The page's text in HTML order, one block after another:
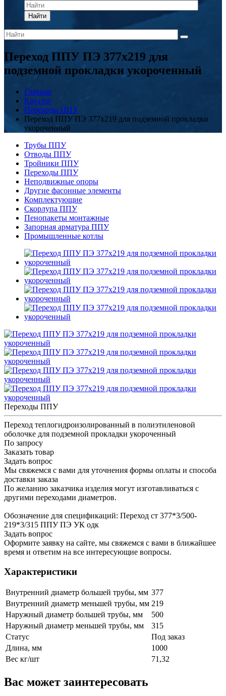
Найти
Переход ППУ ПЭ 377x219 для
подземной прокладки укороченный
Главная
Каталог
Переходы ППУ
Переход ППУ ПЭ 377x219 для подземной прокладки
укороченный
Трубы ППУ
Отводы ППУ
Тройники ППУ
Переходы ППУ
Неподвижные опоры
Другие фасонные элементы
Комплектующие
Скорлупа ППУ
Пенопакеты монтажные
Запорная арматура ППУ
Промышленные котлы
Переходы ППУ
Переход теплогидроизолированный в полиэтиленовой
оболочке для подземной прокладки укороченный
По запросу
Заказать товар
Задать вопрос
Мы свяжемся с вами для уточнения формы оплаты и способа
доставки заказа
По желанию заказчика изделия могут изготавливаться с
другими переходами диаметров.
Обозначение для спецификаций: Переход ст 377*3/500-
219*3/315 ППУ ПЭ УК одк
Задать вопрос
Оформите заявку на сайте, мы свяжемся с вами в ближайшее
время и ответим на все интересующие вопросы.
Характеристики
Внутренний диаметр большей трубы, мм 377
Внутренний диаметр меньшей трубы, мм 219
Наружный диаметр большей трубы, мм
500
Наружный диаметр меньшей трубы, мм
315
Статус
Под заказ
Длина, мм
1000
Вес кг/шт
71,32
Вас может заинтересовать